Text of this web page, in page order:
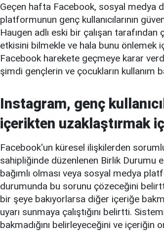
Geçen hafta Facebook, sosyal medya
platformunun genç kullanıcılarının
Haugen adlı eski bir çalışan
etkisini bilmekle ve hala bunu önlemek
Facebook harekete geçmeye karar
şimdi gençlerin ve çocukların kullanım
Instagram, genç
içerikten uzaklaştırmak
Facebook'un küresel ilişkilerden
sahipliğinde düzenlenen Birlik Durumu
bağımlı olması veya sosyal medya
durumunda bu sorunu çözeceğini
bir şeye bakıyorlarsa diğer içeriğe
uyarı sunmaya çalıştığını belirtti.
bakmadığını belirleyeceğini ve içeriğin